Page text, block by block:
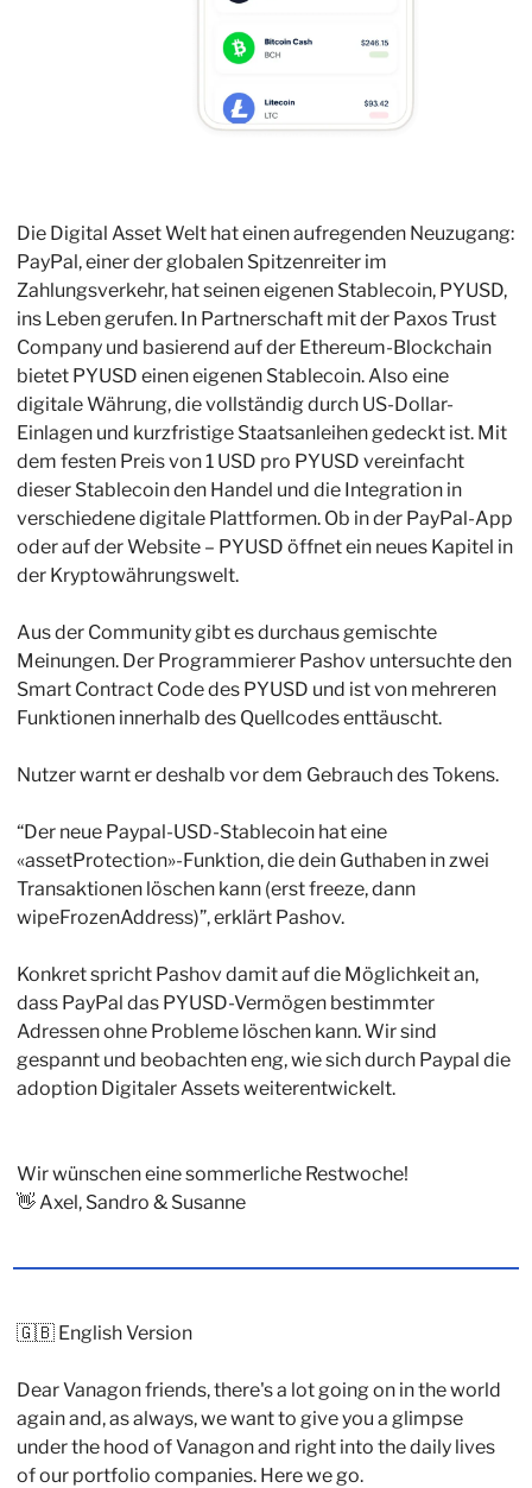
Die Digital Asset Welt hat einen aufregenden Neuzugang:
PayPal, einer der globalen Spitzenreiter im
Zahlungsverkehr, hat seinen eigenen Stablecoin, PYUSD,
ins Leben gerufen. In Partnerschaft mit der Paxos Trust
Company und basierend auf der Ethereum-Blockchain
bietet PYUSD einen eigenen Stablecoin. Also eine
digitale Währung, die vollständig durch US-Dollar-
Einlagen und kurzfristige Staatsanleihen gedeckt ist. Mit
dem festen Preis von 1 USD pro PYUSD vereinfacht
dieser Stablecoin den Handel und die Integration in
verschiedene digitale Plattformen. Ob in der PayPal-App
oder auf der Website – PYUSD öffnet ein neues Kapitel in
der Kryptowährungswelt.
Aus der Community gibt es durchaus gemischte
Meinungen. Der Programmierer Pashov untersuchte den
Smart Contract Code des PYUSD und ist von mehreren
Funktionen innerhalb des Quellcodes enttäuscht.
Nutzer warnt er deshalb vor dem Gebrauch des Tokens.
“Der neue Paypal-USD-Stablecoin hat eine
«assetProtection»-Funktion, die dein Guthaben in zwei
Transaktionen löschen kann (erst freeze, dann
wipeFrozenAddress)”, erklärt Pashov.
Konkret spricht Pashov damit auf die Möglichkeit an,
dass PayPal das PYUSD-Vermögen bestimmter
Adressen ohne Probleme löschen kann. Wir sind
gespannt und beobachten eng, wie sich durch Paypal die
adoption Digitaler Assets weiterentwickelt.
Wir wünschen eine sommerliche Restwoche!
👋 Axel, Sandro & Susanne
🇬🇧 English Version
Dear Vanagon friends, there's a lot going on in the world
again and, as always, we want to give you a glimpse
under the hood of Vanagon and right into the daily lives
of our portfolio companies. Here we go.